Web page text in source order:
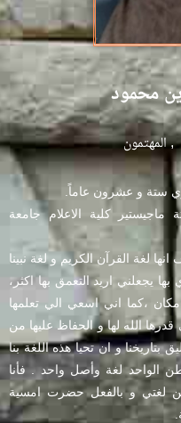
محمود
, المهتمون
ستة و عشرون عاماً.
كلية الاعلام جامعة
لغة القرآن الكريم و لغة نبينا
يجعلني اريد التعمق بها اكثر،
،كما اني اسعي الي تعلمها
قدرها الله لها و الحفاظ عليها من
و ان تحيا هذه اللغة بنا
الواحد لغة وأصل واحد . فأنا
و بالفعل حضرت امسية